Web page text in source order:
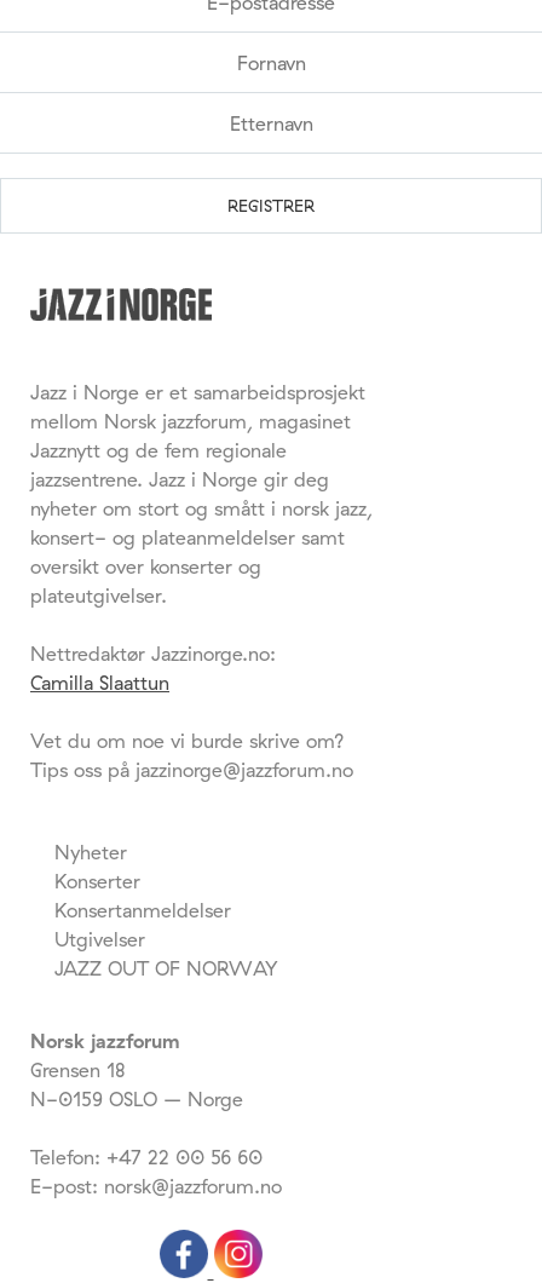
Jazz i Norge er et samarbeidsprosjekt
mellom Norsk jazzforum, magasinet
Jazznytt og de fem regionale
jazzsentrene. Jazz i Norge gir deg
nyheter om stort og smått i norsk jazz,
konsert- og plateanmeldelser samt
oversikt over konserter og
plateutgivelser.
Nettredaktør Jazzinorge.no:
Camilla Slaattun
Vet du om noe vi burde skrive om?
Tips oss på jazzinorge@jazzforum.no
Nyheter
Konserter
Konsertanmeldelser
Utgivelser
JAZZ OUT OF NORWAY
Norsk jazzforum
Grensen 18
N-0159 OSLO – Norge
Telefon: +47 22 00 56 60
E-post: norsk@jazzforum.no